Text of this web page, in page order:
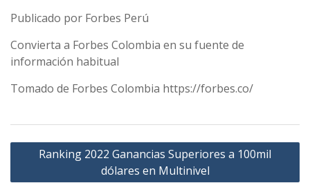
Publicado por Forbes Perú
Convierta a Forbes Colombia en su fuente de
información habitual
Tomado de Forbes Colombia https://forbes.co/
Navegación
Ranking 2022 Ganancias Superiores a 100mil
dólares en Multinivel